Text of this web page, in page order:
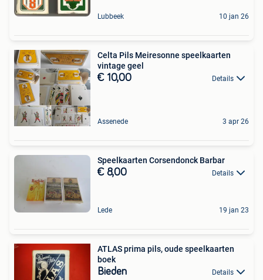
Lubbeek 10 jan 26
Celta Pils Meiresonne speelkaarten
vintage geel
€ 10,00 Details
Assenede 3 apr 26
Speelkaarten Corsendonck Barbar
€ 8,00 Details
Lede 19 jan 23
ATLAS prima pils, oude speelkaarten
boek
Bieden Details